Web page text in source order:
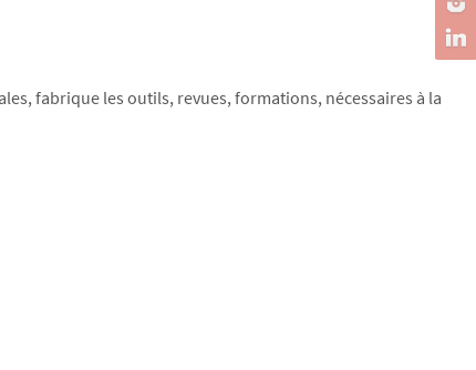
fabrique les outils, revues, formations, nécessaires à la